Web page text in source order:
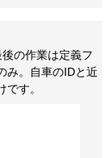
の作業は定義フ
み。自車のIDと近
す。